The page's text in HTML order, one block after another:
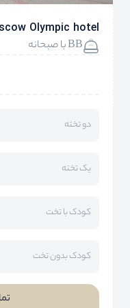
Olympic hotel
BB با صبحانه
دو تخته
یک تخته
کودک با تخت
کودک بدون تخت